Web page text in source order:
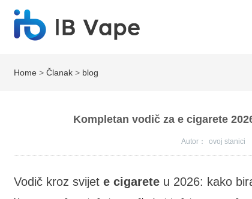
Home >Članak > blog
Kompletan vodič za e cigarete
Autor： ovoj stanici
Vodič kroz svijete cigarete u 2026: kako